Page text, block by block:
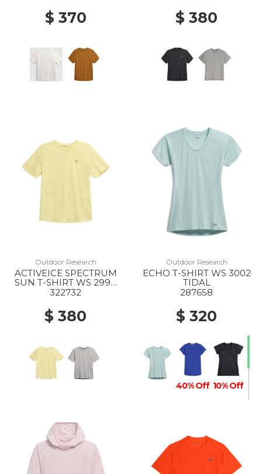
$ 370 $ 380
Outdoor Research
ACTIVEICE SPECTRUM
SUN T-SHIRT WS 2994
SUNLIGHT
322732
$ 380
Outdoor Research
ECHO T-SHIRT WS 3002
TIDAL
287658
$ 320
40% Off 10% Off
10% Off